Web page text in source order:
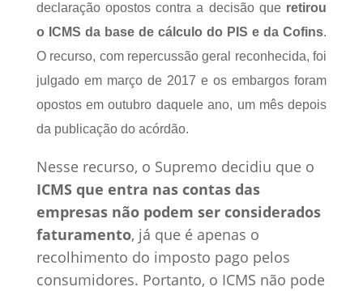
declaração opostos contra a decisão queretirou
o ICMS da base de cálculo do PIS e da Cofins.
O recurso, com repercussão geral reconhecida, foi
julgado em março de 2017 e os embargos foram
opostos em outubro daquele ano, um mês depois
da publicação do acórdão.
Nesse recurso, o Supremo decidiu que o
ICMS que entra nas contas das
empresas não podem ser considerados
faturamento, já que é apenas o
recolhimento do imposto pago pelos
consumidores. Portanto, o ICMS não pode